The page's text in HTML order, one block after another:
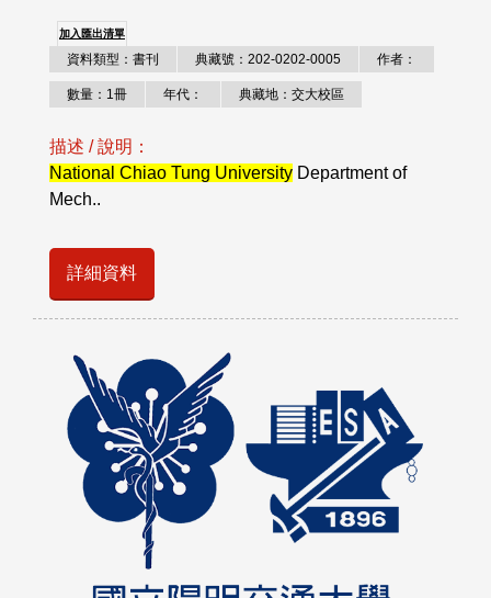
加入匯出清單
資料類型：書刊 典藏號：202-0202-0005 作者：
數量：1冊 年代： 典藏地：交大校區
描述 / 說明：
National Chiao Tung University Department of
Mech..
詳細資料